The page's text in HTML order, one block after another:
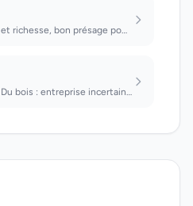
Signifie protection et richesse, bon présage pour les affaires de coeur, de sant...
Les ongles : ennui. Du bois : entreprise incertaine.